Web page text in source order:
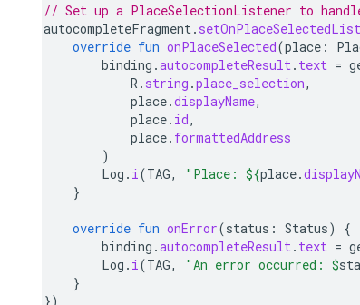
// Set up a PlaceSelectionListener to
autocompleteFragment.
override fun onPlaceSelected(place :
binding .autocompleteResult. text =
R . string .place_selection,
place.displayName,
place. id,
place. formattedAddress
)
Log . i(TAG, "Place: ${place.
}
override fun onError(status : Status)
{
binding .autocompleteResult. text =
Log . i(TAG, "An error occurred: $
}
})